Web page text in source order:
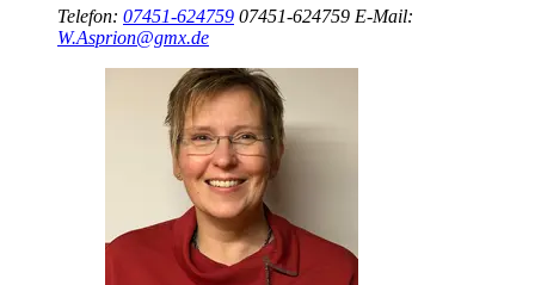
Telefon: 07451-624759 07451-624759 E-Mail:
W.Asprion@gmx.de